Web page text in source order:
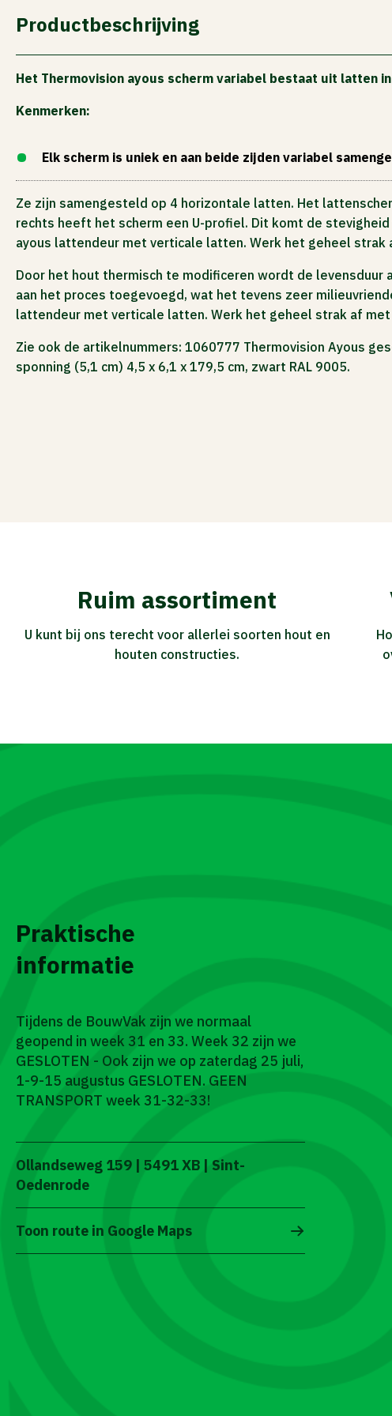
ACTIES
Productbeschrijving
Het Thermovision ayous scherm variabel bestaat uit latten
Kenmerken:
Elk scherm is uniek en aan beide zijden variabel
Ze zijn samengesteld op 4 horizontale latten. Het
rechts heeft het scherm een U-profiel. Dit komt de
ayous lattendeur met verticale latten. Werk het geheel strak
Door het hout thermisch te modificeren wordt de levensduur
aan het proces toegevoegd, wat het tevens zeer
lattendeur met verticale latten. Werk het geheel strak af met
Zie ook de artikelnummers: 1060777 Thermovision Ayous
sponning (5,1 cm) 4,5 x 6,1 x 179,5 cm, zwart RAL 9005.
Ruim assortiment
U kunt bij ons terecht voor allerlei soorten hout en
houten constructies.
Praktische
informatie
Tijdens de BouwVak zijn we normaal
geopend in week 31 en 33. Week 32 zijn we
GESLOTEN - Ook zijn we op zaterdag 25 juli,
1-9-15 augustus GESLOTEN. GEEN
TRANSPORT week 31-32-33!
Ollandseweg 159 | 5491 XB | Sint-
Oedenrode
Toon route in Google Maps